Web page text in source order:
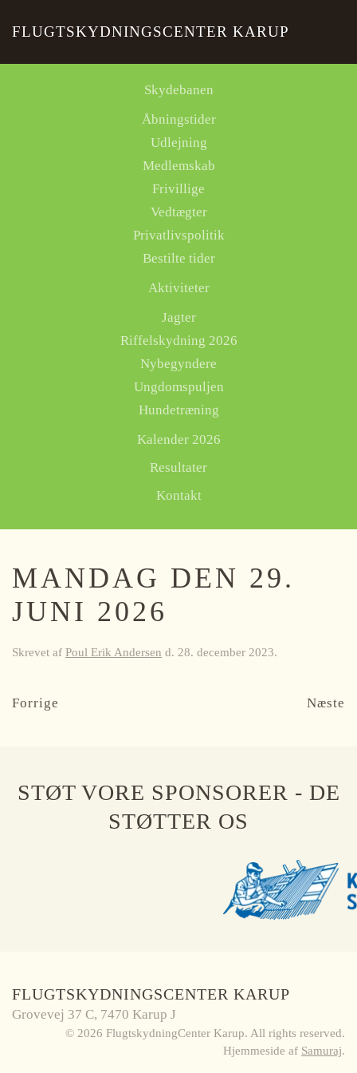
FLUGTSKYDNINGSCENTER KARUP
Skydebanen
Åbningstider
Udlejning
Medlemskab
Frivillige
Vedtægter
Privatlivspolitik
Bestilte tider
Aktiviteter
Jagter
Riffelskydning 2026
Nybegyndere
Ungdomspuljen
Hundetræning
Kalender 2026
Resultater
Kontakt
MANDAG DEN 29.
JUNI 2026
Skrevet af Poul Erik Andersen d. 28. december 2023.
Forrige Næste
STØT VORE SPONSORER - DE
STØTTER OS
FLUGTSKYDNINGSCENTER KARUP
Grovevej 37 C, 7470 Karup J
© 2026 FlugtskydningCenter Karup. All rights reserved.
Hjemmeside af Samuraj.